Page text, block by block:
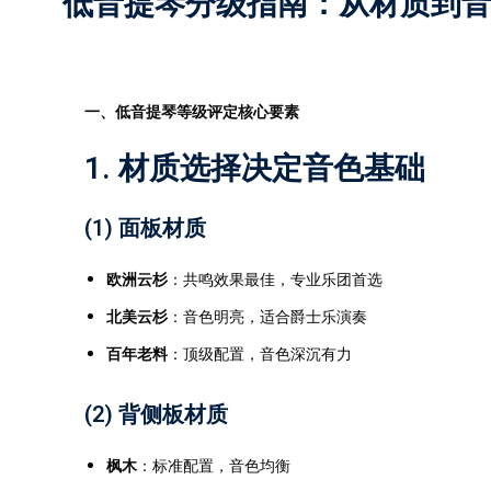
一、低音提琴等级评定核心要素
1. 材质选择决定音色基础
(1) 面板材质
欧洲云杉 ：共鸣效果最佳，专业乐团首选
北美云杉 ：音色明亮，适合爵士乐演奏
百年老料：顶级配置，音色深沉有力
(2) 背侧板材质
枫木 ：标准配置，音色均衡